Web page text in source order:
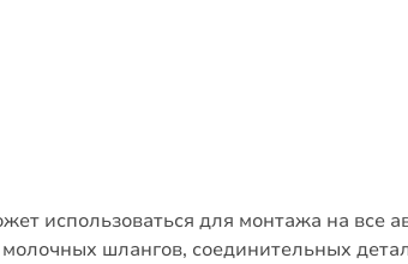
использоваться для монтажа на все
молочных шлангов, соединительных